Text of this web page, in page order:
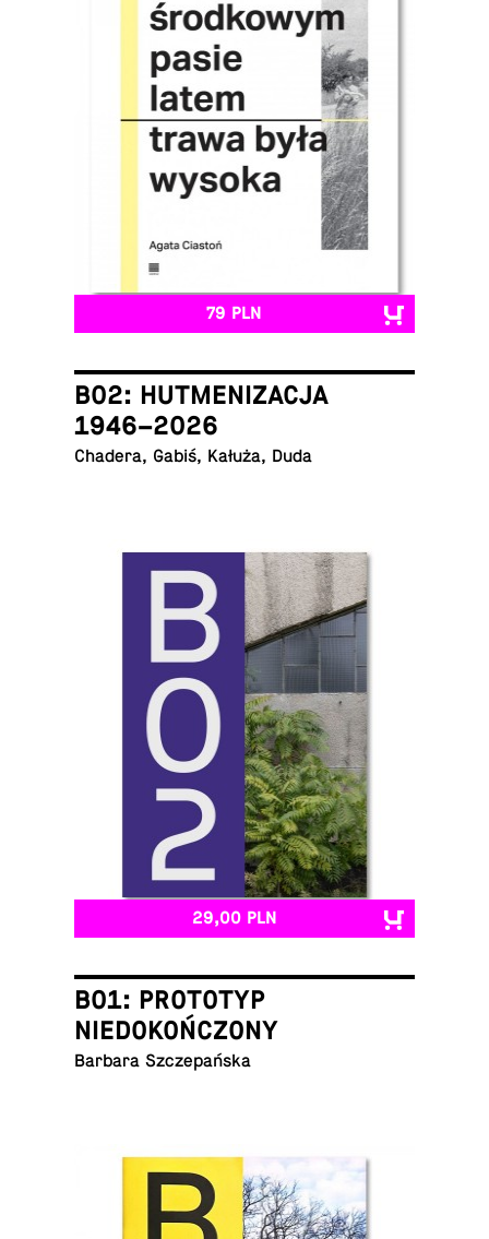
79 PLN
B02: HUTMENIZACJA
1946–2026
Chadera, Gabiś, Kałuża, Duda
29,00 PLN
B01: PROTOTYP
NIEDOKOŃCZONY
Barbara Szczepańska